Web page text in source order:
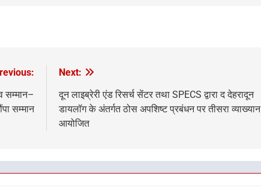
सम्मान–
सम्मान
Next:
दून लाइब्रेरी एंड रिसर्च सेंटर तथा SPECS द्वारा द देहरादून
डायलॉग के अंतर्गत ठोस अपशिष्ट प्रबंधन पर तीसरा व्याख्यान
आयोजित